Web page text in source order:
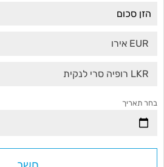
EUR אירו
LKR רופיה סרי לנקית
בחר תאריך